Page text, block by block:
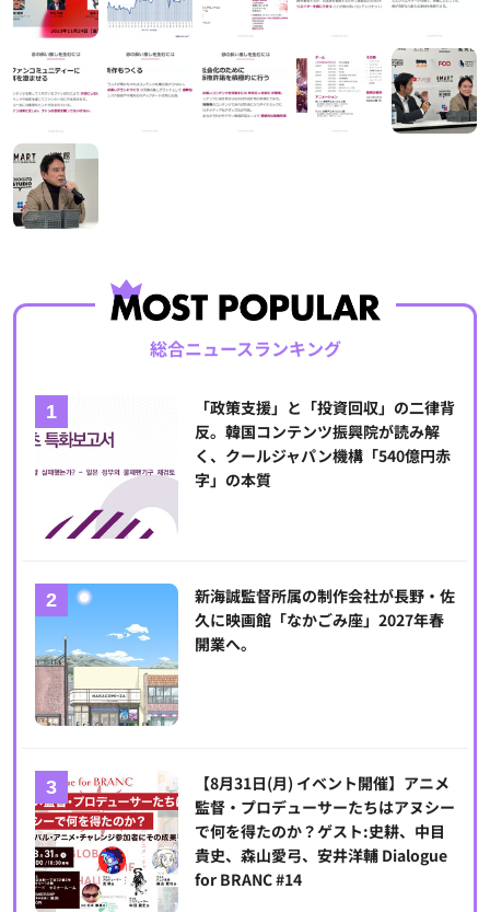
総合ニュースランキング
「政策支援」と「投資回収」の二律背
反。韓国コンテンツ振興院が読み解
く、クールジャパン機構「540億円赤
字」の本質
新海誠監督所属の制作会社が長野・佐
久に映画館「なかごみ座」2027年春
開業へ。
【8月31日(月) イベント開催】アニメ
監督・プロデューサーたちはアヌシー
で何を得たのか？ゲスト:史耕、中目
貴史、森山愛弓、安井洋輔 Dialogue
for BRANC #14